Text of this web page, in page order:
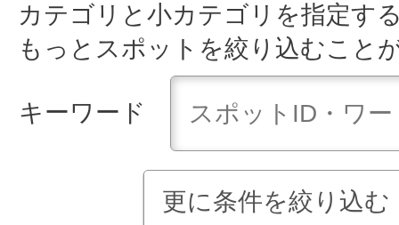
カテゴリと小カテゴリを指定す
もっとスポットを絞り込むこと
キーワード
更に条件を絞り込む